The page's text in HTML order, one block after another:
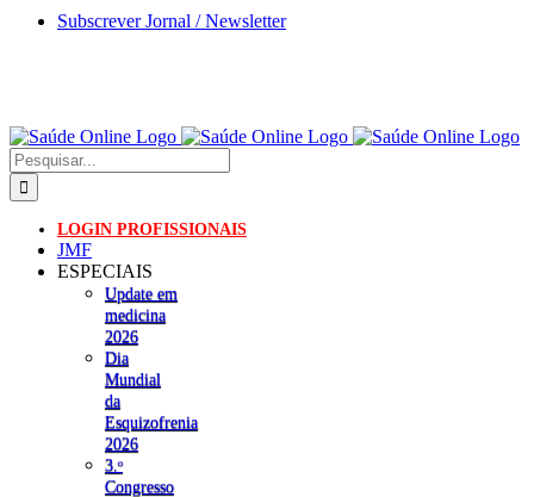
Skip
Subscrever Jornal / Newsletter
Pesquisar
LOGIN PROFISSIONAIS
JMF
ESPECIAIS
Update em
medicina
2026
Dia
Mundial
da
Esquizofrenia
2026
3.ᵒ
Congresso